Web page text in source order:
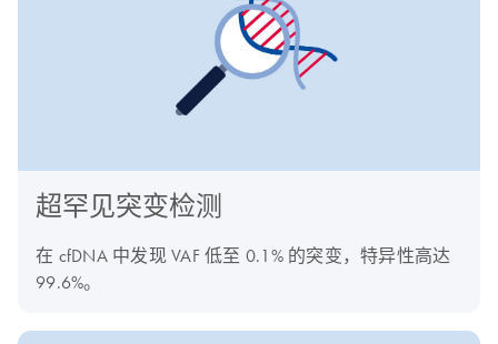
超罕见突变检测
在 cfDNA 中发现 VAF 低至 0.1% 的突变，特异性高达
99.6%。